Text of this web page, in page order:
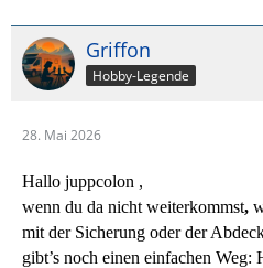
Griffon
Hobby-Legende
28. Mai 2026
Hallo juppcolon ,
wenn du da nicht weiterkommst,
mit der Sicherung oder der
gibt’s noch einen einfachen Weg: